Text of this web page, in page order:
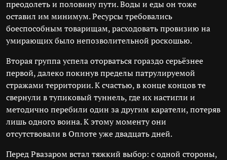
преодолеть и половину пути. Воды и еды он тоже
оставил им минимум. Ресурсы требовались
боеспособным товарищам, расходовать провизию на
умирающих было непозволительной роскошью.
Вторая группа успела оторваться гораздо серьёзнее
первой, далеко покинув пределы патрулируемой
стражами территории. К счастью, в конце концов те
свернули в тупиковый туннель, где их настигли и
методично перебили один за другим каратели, потеряв
лишь одного воина. К этому моменту они
отсутствовали в Оплоте уже двадцать дней.
Перед Рвазаром встал тяжкий выбор: с одной стороны,